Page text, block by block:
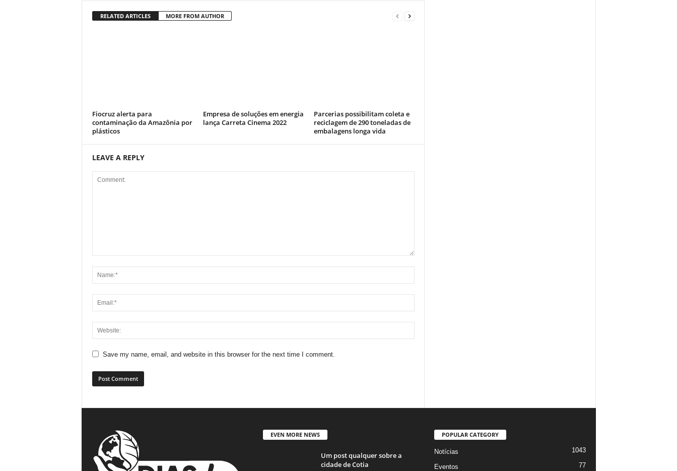
RELATED ARTICLES MORE FROM AUTHOR
Fiocruz alerta para
contaminação da Amazônia por
plásticos
Empresa de soluções em energia
lança Carreta Cinema 2022
Parcerias possibilitam coleta e
reciclagem de 290 toneladas de
embalagens longa vida
LEAVE A REPLY
Save my name, email, and website in this browser for the next time I comment.
EVEN MORE NEWS
Um post qualquer sobre a
cidade de Cotia
POPULAR CATEGORY
Notícias 1043
Eventos 77